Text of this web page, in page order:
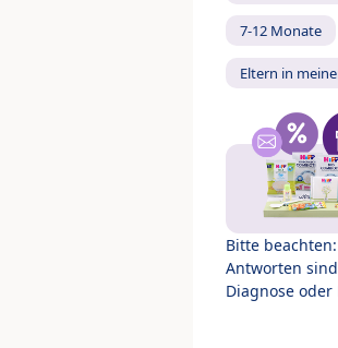
7-12 Monate
Eltern in
Bitte
Antworten
Diagnose